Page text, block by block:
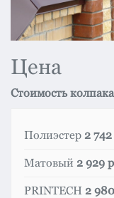
Цена
Стоимость
Полиэстер 2
Матовый 2 929
PRINTECH 2